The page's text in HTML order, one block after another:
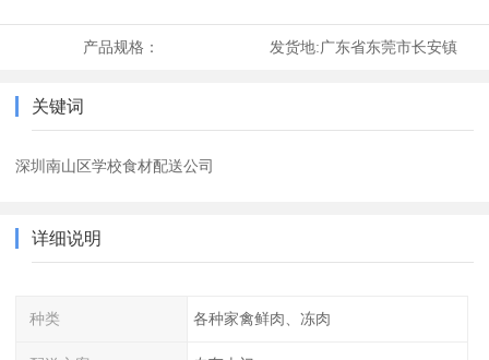
产品规格： 发货地:广东省东莞市长安镇
关键词
深圳南山区学校食材配送公司
详细说明
种类 各种家禽鲜肉、冻肉